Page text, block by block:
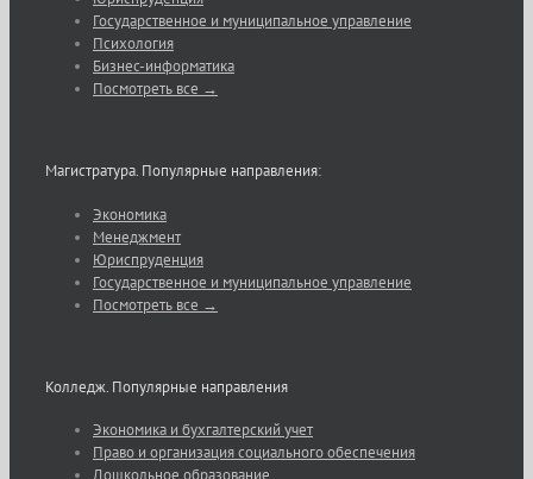
Государственное и муниципальное управление
Психология
Бизнес-информатика
Посмотреть все →
Магистратура. Популярные направления:
Экономика
Менеджмент
Юриспруденция
Государственное и муниципальное управление
Посмотреть все →
Колледж. Популярные направления
Экономика и бухгалтерский учет
Право и организация социального обеспечения
Дошкольное образование